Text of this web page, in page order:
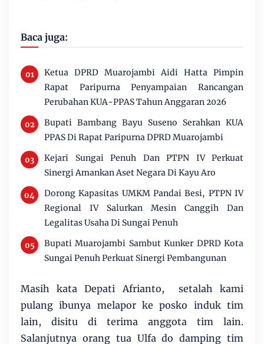
Baca juga:
Ketua DPRD Muarojambi Aidi Hatta Pimpin
Rapat Paripurna Penyampaian Rancangan
Perubahan KUA-PPAS Tahun Anggaran 2026
Bupati Bambang Bayu Suseno Serahkan KUA
PPAS Di Rapat Paripurna DPRD Muarojambi
Kejari Sungai Penuh Dan PTPN IV Perkuat
Sinergi Amankan Aset Negara Di Kayu Aro
Dorong Kapasitas UMKM Pandai Besi, PTPN IV
Regional IV Salurkan Mesin Canggih Dan
Legalitas Usaha Di Sungai Penuh
Bupati Muarojambi Sambut Kunker DPRD Kota
Sungai Penuh Perkuat Sinergi Pembangunan
Masih kata Depati Afrianto, setalah kami
pulang ibunya melapor ke posko induk tim
lain, disitu di terima anggota tim lain.
Salanjutnya orang tua Ulfa do damping tim